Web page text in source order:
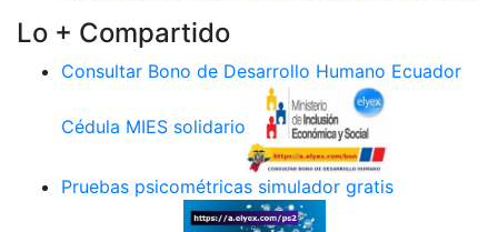
Lo + Compartido
Consultar Bono de Desarrollo Humano Ecuador
Cédula MIES solidario
Pruebas psicométricas simulador gratis